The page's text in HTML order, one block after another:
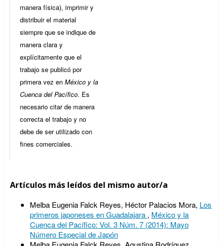
manera física), imprimir y
distribuir el material
siempre que se indique de
manera clara y
explícitamente que el
trabajo se publicó por
primera vez en México y la
Cuenca del Pacífico. Es
necesario citar de manera
correcta el trabajo y no
debe de ser utilizado con
fines comerciales.
Artículos más leídos del mismo autor/a
Melba Eugenia Falck Reyes, Héctor Palacios Mora, Los
primeros japoneses en Guadalajara , México y la
Cuenca del Pacífico: Vol. 3 Núm. 7 (2014): Mayo
Número Especial de Japón